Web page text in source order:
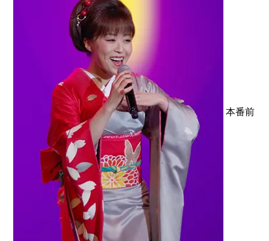
本番前